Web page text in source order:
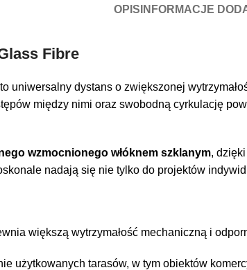
OPIS INFORMACJE
Fibre
to uniwersalny dystans o zwiększonej
między nimi oraz swobodną cyrkulację
wzmocnionego włóknem szklanym,
nadają się nie tylko do projektów
większą wytrzymałość mechaniczną i
użytkowanych tarasów, w tym obiektów